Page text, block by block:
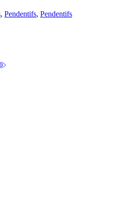
, Pendentifs, Pendentifs